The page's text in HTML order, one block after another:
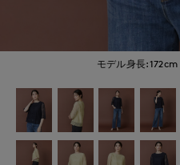
モデル身長:172cm